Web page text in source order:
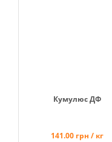
Кумулюс ДФ
141.00 грн / кг